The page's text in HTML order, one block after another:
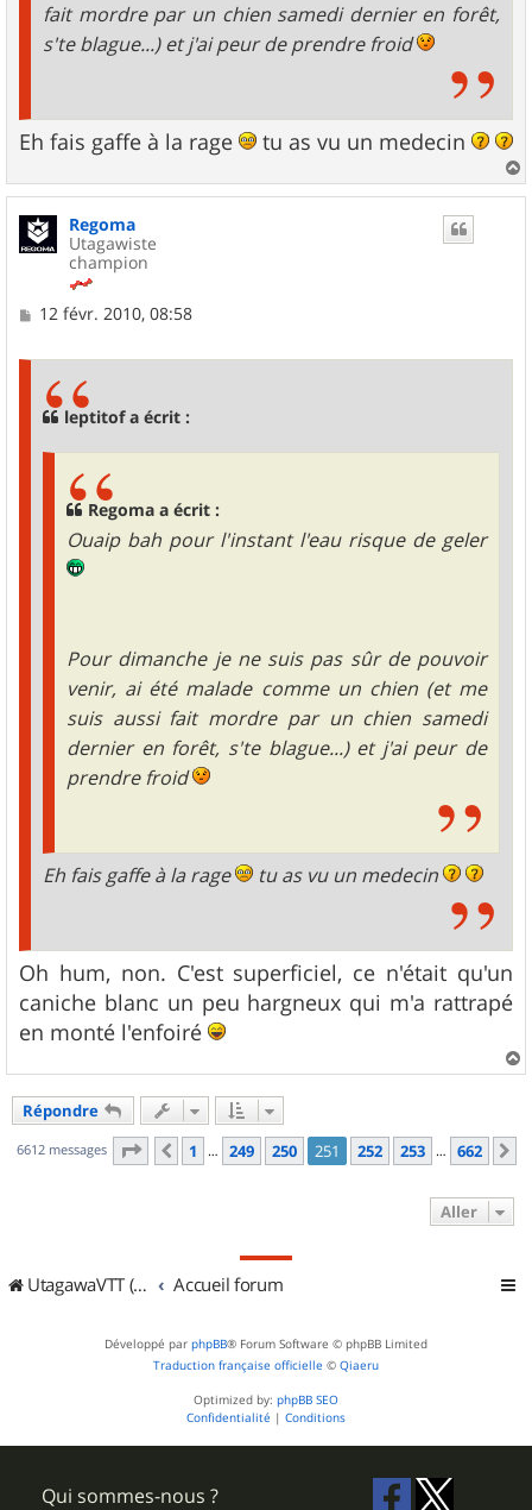
fait mordre par un chien samedi dernier en forêt,
s'te blague...) et j'ai peur de prendre froid
Eh fais gaffe à la rage tu as vu un medecin
a
Regoma
Utagawiste
champion
M12 févr. 2010, 08:58
leptitof a écrit :
Regoma a écrit :
Ouaip bah pour l'instant l'eau risque de geler
Pour dimanche je ne suis pas sûr de pouvoir
venir, ai été malade comme un chien (et me
suis aussi fait mordre par un chien samedi
dernier en forêt, s'te blague...) et j'ai peur de
prendre froid
Eh fais gaffe à la rage tu as vu un medecin
Oh hum, non. C'est superficiel, ce n'était qu'un
caniche blanc un peu hargneux qui m'a rattrapé
en monté l'enfoiré
a
Répondre
6612 messages Page 251 sur662
Précédent
1 … 249 250 251 252 253 … 662
Aller
UtagawaVTT (Randos VTT et VTTAE avec traces GPS) Accueil forum
Développé par phpBB® Forum Software © phpBB Limited
Traduction française officielle © Qiaeru
Optimized by: phpBB SEO
Confidentialité | Conditions
Qui sommes-nous ?